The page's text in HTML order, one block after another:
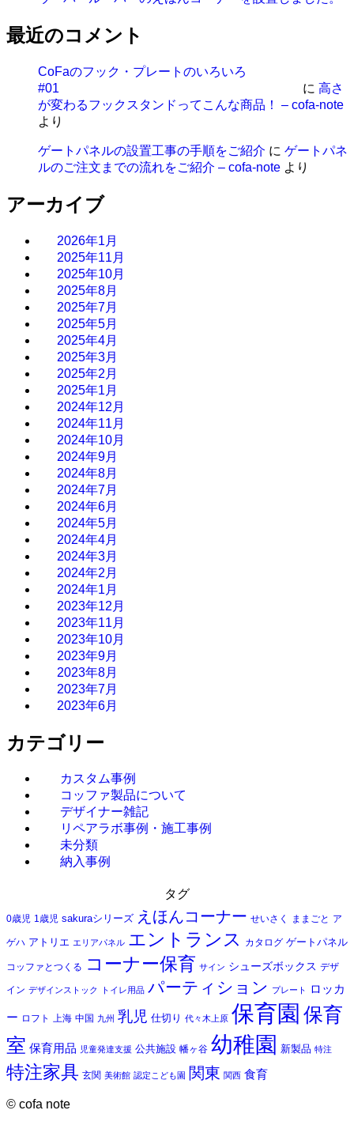
最近のコメント
CoFaのフック・プレートのいろいろ
#01
に 高さ
が変わるフックスタンドってこんな商品！ – cofa-note
より
ゲートパネルの設置工事の手順をご紹介 に ゲートパネ
ルのご注文までの流れをご紹介 – cofa-note より
アーカイブ
2026年1月
2025年11月
2025年10月
2025年8月
2025年7月
2025年5月
2025年4月
2025年3月
2025年2月
2025年1月
2024年12月
2024年11月
2024年10月
2024年9月
2024年8月
2024年7月
2024年6月
2024年5月
2024年4月
2024年3月
2024年2月
2024年1月
2023年12月
2023年11月
2023年10月
2023年9月
2023年8月
2023年7月
2023年6月
カテゴリー
カスタム事例
コッファ製品について
デザイナー雑記
リペアラボ事例・施工事例
未分類
納入事例
タグ
0歳児 1歳児 sakuraシリーズ えほんコーナー せいさく ままごと ア
ゲハ アトリエ エリアパネル エントランス カタログ ゲートパネル
コッファとつくる コーナー保育 サイン シューズボックス デザ
イン デザインストック トイレ用品 パーティション プレート ロッカ
ー ロフト 上海 中国 九州 乳児 仕切り 代々木上原 保育園 保育
室 保育用品 児童発達支援 公共施設 幡ヶ谷 幼稚園 新製品 特注
特注家具 玄関 美術館 認定こども園 関東 関西 食育
© cofa note